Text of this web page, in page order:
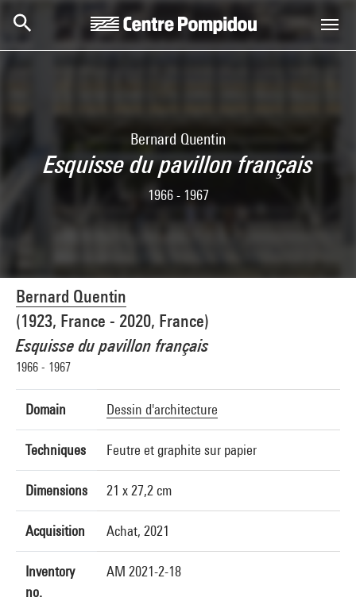
Bernard Quentin
Esquisse du pavillon français
1966 - 1967
Bernard Quentin
(1923, France - 2020, France)
Esquisse du pavillon français
1966 - 1967
Domain Dessin d'architecture
Techniques Feutre et graphite sur papier
Dimensions 21 x 27,2 cm
Acquisition Achat, 2021
Inventory
no.
AM 2021-2-18